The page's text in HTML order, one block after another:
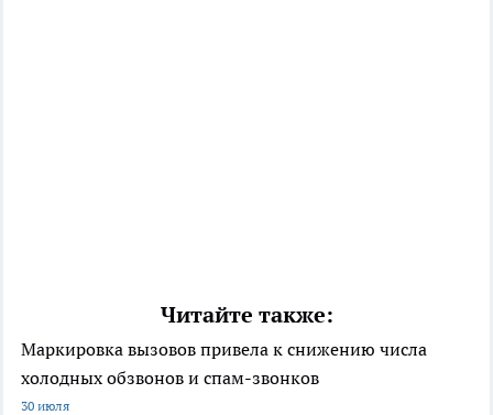
Читайте также:
Маркировка вызовов привела к снижению числа
холодных обзвонов и спам-звонков
30 июля